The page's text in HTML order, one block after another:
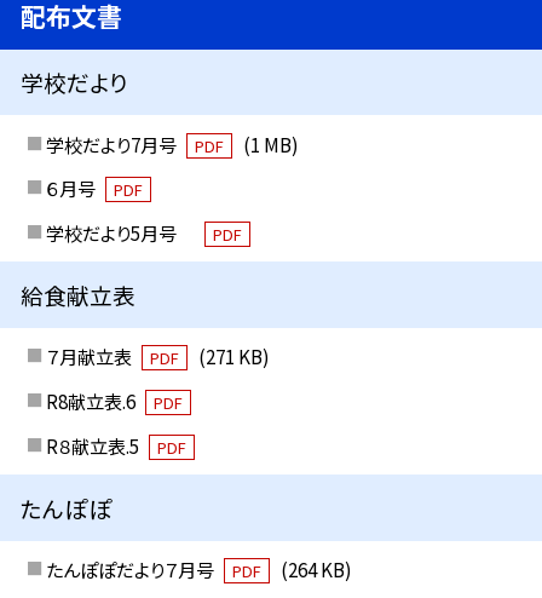
配布文書
学校だより
学校だより7月号 PDF
(1 MB)
６月号
PDF
学校だより5月号 PDF
給食献立表
７月献立表 PDF
(271 KB)
R8献立表.6
PDF
R８献立表.5 PDF
たんぽぽ
たんぽぽだより７月号 PDF
(264 KB)